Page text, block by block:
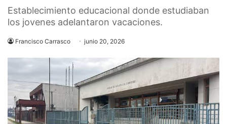
Establecimiento educacional donde estudiaban
los jovenes adelantaron vacaciones.
Francisco Carrasco junio 20, 2026